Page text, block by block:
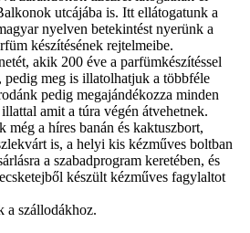
utcájába is. Itt ellátogatunk a
nyelven betekintést nyerünk a
készítésének rejtelmeibe.
akik 200 éve a parfümkészítéssel
pedig meg is illatolhatjuk a többféle
pedig megajándékozza minden
amit a túra végén átvehetnek.
még a híres banán és kaktuszbort,
is, a helyi kis kézműves boltban
a szabadprogram keretében, és
készült kézműves fagylaltot
a szállodákhoz.